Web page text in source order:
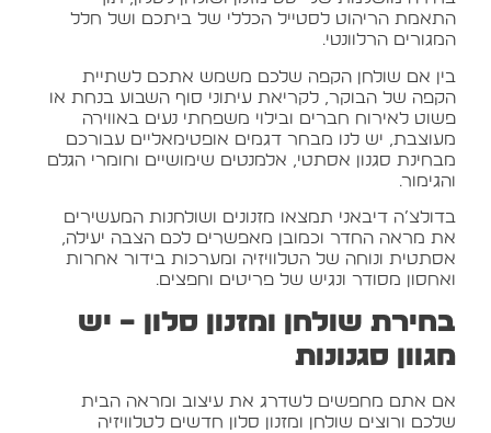
התאמת הריהוט לסטייל הכללי של ביתכם ושל חלל
המגורים הרלוונטי.
בין אם שולחן הקפה שלכם משמש אתכם לשתיית
הקפה של הבוקר, לקריאת עיתוני סוף השבוע בנחת או
פשוט לאירוח חברים ובילוי משפחתי נעים באווירה
מעוצבת, יש לנו מבחר דגמים אופטימאליים עבורכם
מבחינת סגנון אסתטי, אלמנטים שימושיים וחומרי הגלם
והגימור.
בדולצ’ה דיבאני תמצאו מזנונים ושולחנות המעשירים
את מראה החדר וכמובן מאפשרים לכם הצבה יעילה,
אסתטית ונוחה של הטלוויזיה ומערכות בידור אחרות
ואחסון מסודר ונגיש של פריטים וחפצים.
בחירת שולחן ומזנון סלון – יש
מגוון סגנונות
אם אתם מחפשים לשדרג את עיצוב ומראה הבית
שלכם ורוצים שולחן ומזנון סלון חדשים לטלוויזיה